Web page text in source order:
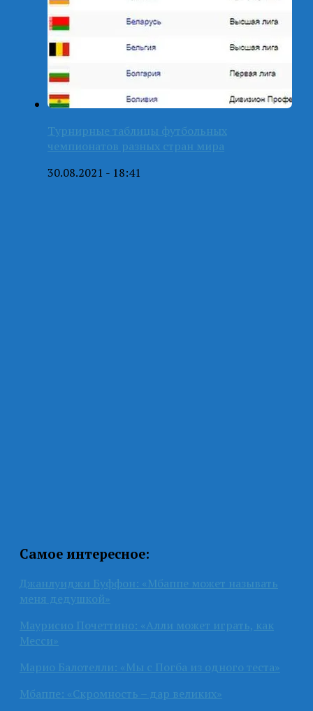
Турнирные таблицы футбольных
чемпионатов разных стран мира
30.08.2021 - 18:41
Самое интересное:
Джанлуиджи Буффон: «Мбаппе может называть
меня дедушкой»
Маурисио Почеттино: «Алли может играть, как
Месси»
Марио Балотелли: «Мы с Погба из одного теста»
Мбаппе: «Скромность – дар великих»